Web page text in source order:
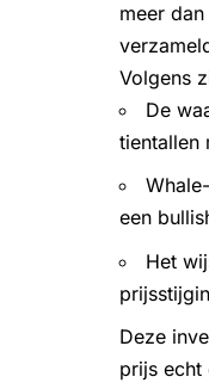
meer
Volgens
De
tientallen
een
Het
Deze
prijs echt